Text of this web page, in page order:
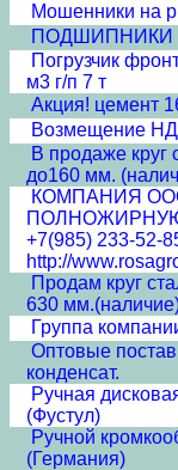
Мошенники на
ПОДШИПНИКИ
Погрузчик
м3 г/п 7 т
Акция! цемент
Возмещение
В продаже
до160 мм.
КОМПАНИЯ
+7(985) 233-52-
http://
Продам круг
630
Группа
Оптовые
конденсат.
Ручная
(Фустул)
Ручной
(Германия)